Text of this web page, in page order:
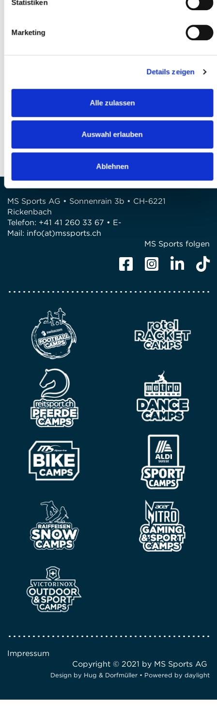
Statistiken
Marketing
Details zeigen
Alle zulassen
Auswahl erlauben
Ablehnen
Accetto
Ho lettol'informativa sulla privacye do il
Siamo a disposizione di voi!
Telefono: 041 260 33 67
E-Mail: info@mssports.ch
MS Sports AG • Sonnenrain 3b • CH-6221
Rickenbach
Telefon: +41 41 260 33 67 • E-
Mail: info(at)mssports.ch
MS Sports folgen
Impressum
Copyright © 2021 by MS Sports AG
Design by Hug & Dorfmüller • Powered by daylight